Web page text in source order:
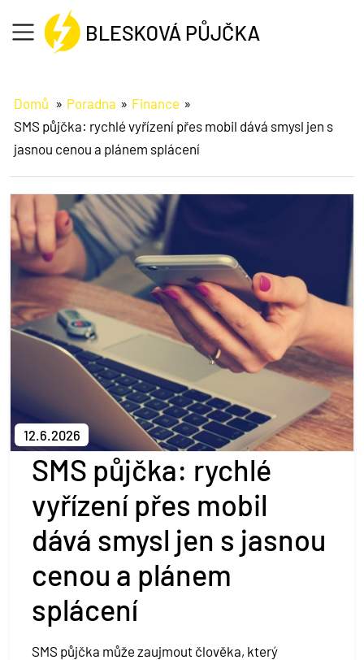
Jak na to
O půjčce
Informace
Reference
Poradna
Kontakt
Půjčit si
Domů Poradna
Finance
SMS půjčka: rychlé vyřízení přes mobil dává smysl jen s
jasnou cenou a plánem splácení
12.6.2026
SMS půjčka: rychlé
vyřízení přes mobil
dává smysl jen s jasnou
cenou a plánem
splácení
SMS půjčka může zaujmout člověka, který